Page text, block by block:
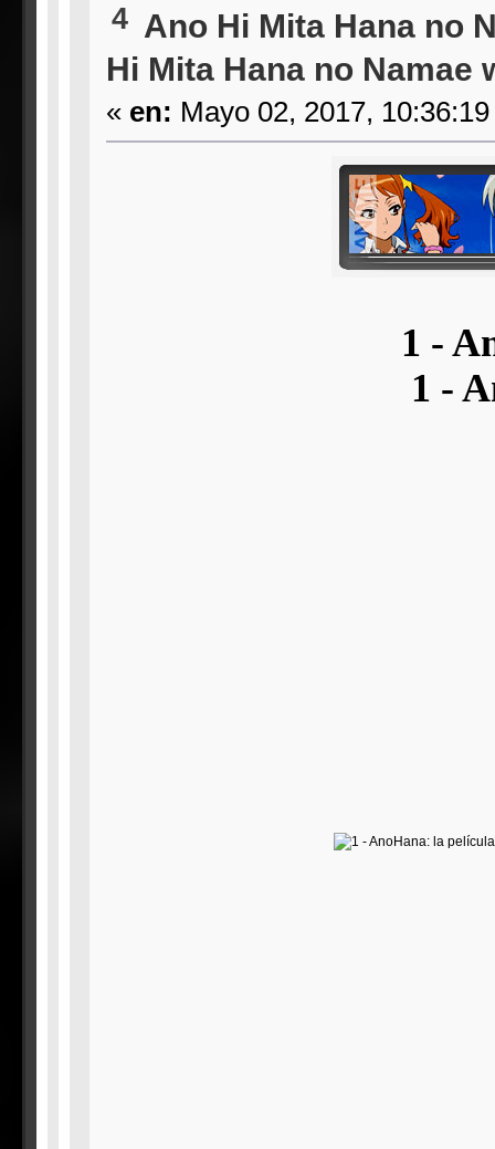
4 Ano Hi Mita Hana no
Hi Mita Hana no Namae
« en: Mayo 02, 2017,
1 -
1 -